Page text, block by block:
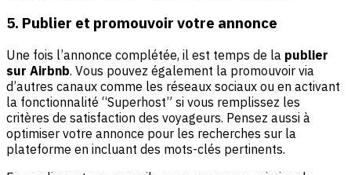
5. Publier et promouvoir votre annonce
Une fois l’annonce complétée, il est temps de la publier
sur Airbnb. Vous pouvez également la promouvoir via
d’autres canaux comme les réseaux sociaux ou en activant
la fonctionnalité “Superhost” si vous remplissez les
critères de satisfaction des voyageurs. Pensez aussi à
optimiser votre annonce pour les recherches sur la
plateforme en incluant des mots-clés pertinents.